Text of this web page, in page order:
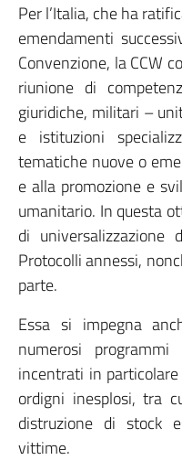
Per l’Italia, che ha
emendamenti
Convenzione, la CCW
riunione di
giuridiche, militari –
e istituzioni
tematiche nuove o
e alla promozione e
umanitario. In questa
di universalizzazione
Protocolli annessi,
parte.
Essa si impegna
numerosi
incentrati in
ordigni inesplosi, tra
distruzione di stock
vittime.